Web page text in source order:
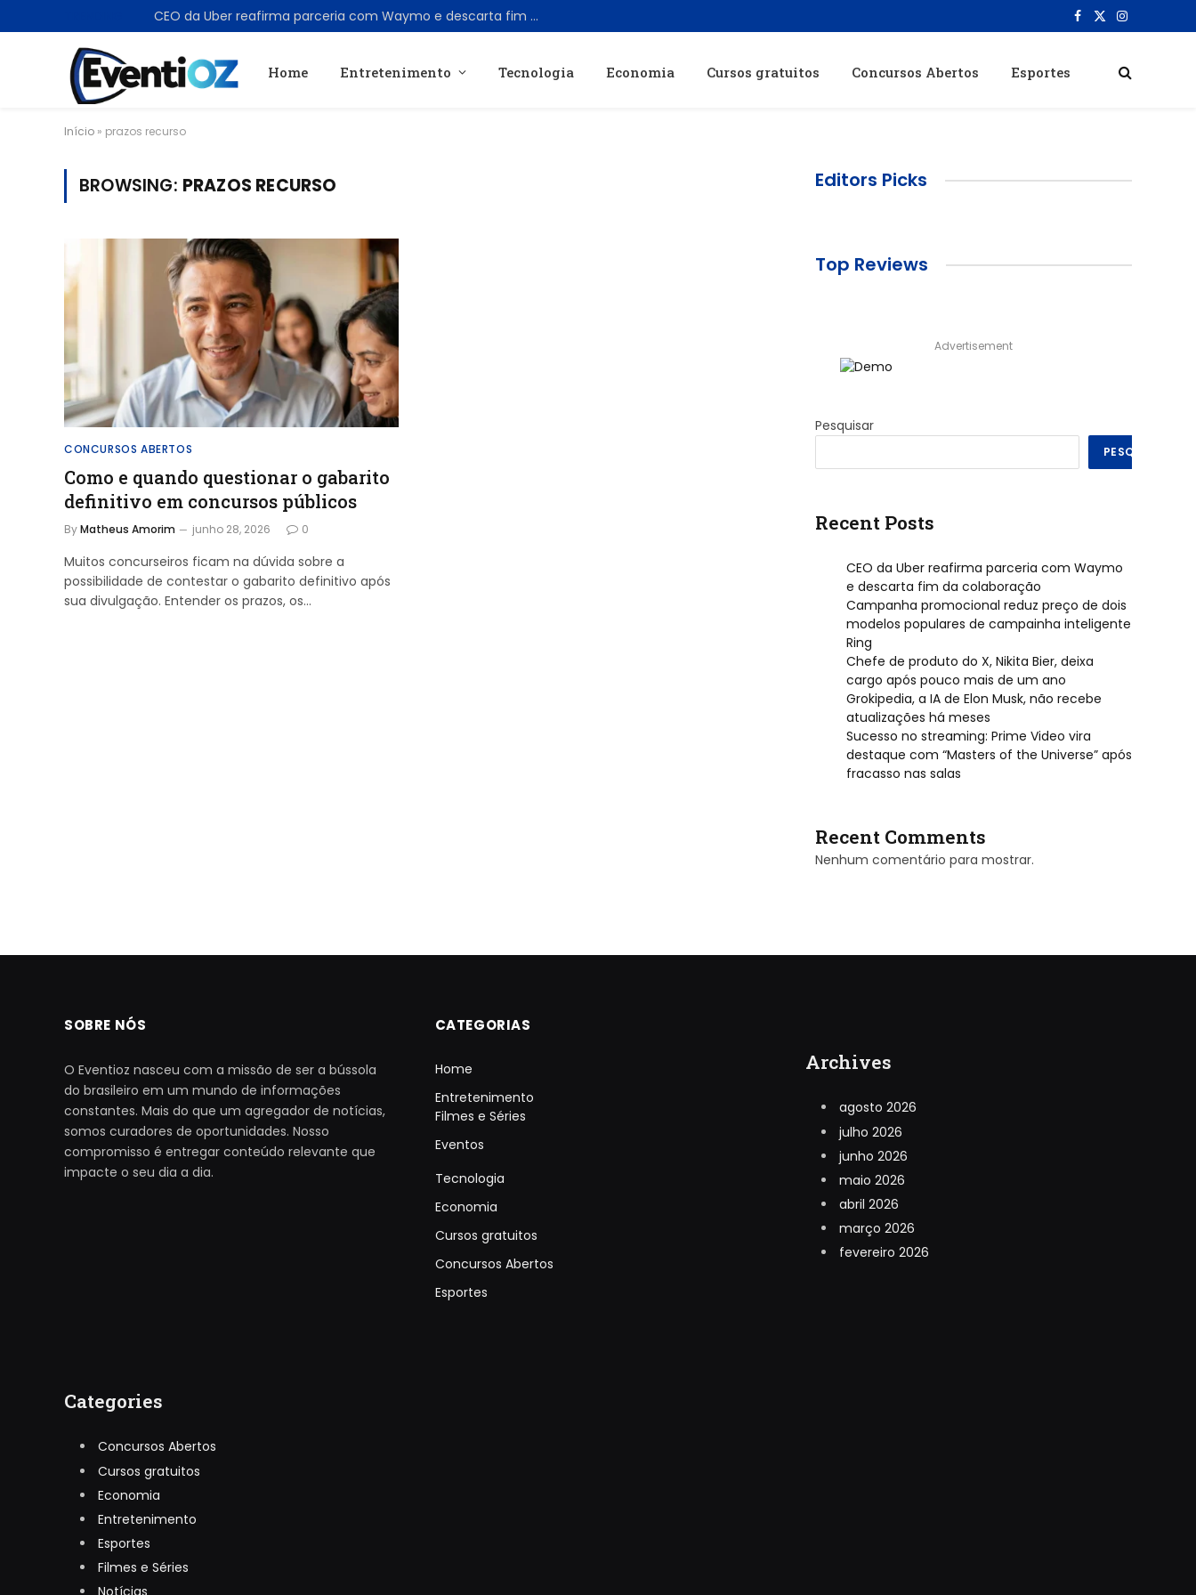
CEO da Uber reafirma parceria com Waymo e descarta fim da colaboração Facebook
X
Instagram
Home Entretenimento Tecnologia Economia Cursos gratuitos Concursos Abertos Esportes
Início » prazos recurso
BROWSING: PRAZOS RECURSO
CONCURSOS ABERTOS
Como e quando questionar o gabarito
definitivo em concursos públicos
ByMatheus Amorim junho 28, 2026 0
Muitos concurseiros ficam na dúvida sobre a
possibilidade de contestar o gabarito definitivo após
sua divulgação. Entender os prazos, os…
Editors Picks
Top Reviews
Advertisement
Pesquisar
PESQUISAR
Recent Posts
CEO da Uber reafirma parceria com Waymo
e descarta fim da colaboração
Campanha promocional reduz preço de dois
modelos populares de campainha inteligente
Ring
Chefe de produto do X, Nikita Bier, deixa
cargo após pouco mais de um ano
Grokipedia, a IA de Elon Musk, não recebe
atualizações há meses
Sucesso no streaming: Prime Video vira
destaque com “Masters of the Universe” após
fracasso nas salas
Recent Comments
Nenhum comentário para mostrar.
SOBRE NÓS
O Eventioz nasceu com a missão de ser a bússola
do brasileiro em um mundo de informações
constantes. Mais do que um agregador de notícias,
somos curadores de oportunidades. Nosso
compromisso é entregar conteúdo relevante que
impacte o seu dia a dia.
CATEGORIAS
Home
Entretenimento
Filmes e Séries
Eventos
Tecnologia
Economia
Cursos gratuitos
Concursos Abertos
Esportes
Archives
agosto 2026
julho 2026
junho 2026
maio 2026
abril 2026
março 2026
fevereiro 2026
Categories
Concursos Abertos
Cursos gratuitos
Economia
Entretenimento
Esportes
Filmes e Séries